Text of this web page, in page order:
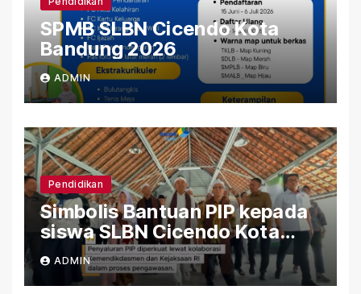
SPMB SLBN Cicendo Kota
Bandung 2026
ADMIN
Pendidikan
Simbolis Bantuan PIP kepada
siswa SLBN Cicendo Kota
Bandung
ADMIN